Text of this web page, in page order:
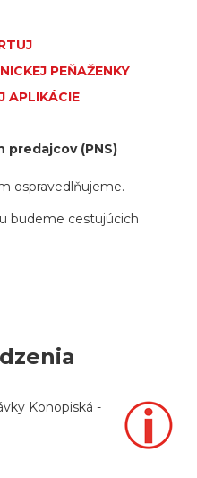
PEŇAŽENKY
APLIKÁCIE
predajcov (PNS)
ospravedlňujeme.
budeme cestujúcich
Konopiská -